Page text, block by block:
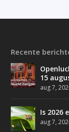
Recente
15
aug 7,
Is 2026
aug 7,